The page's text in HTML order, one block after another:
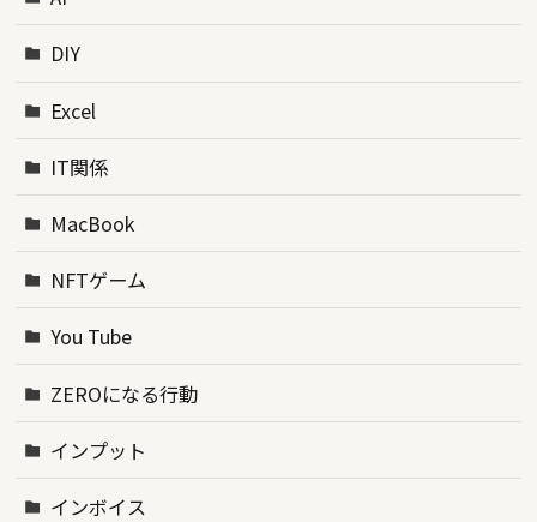
DIY
Excel
IT関係
MacBook
NFTゲーム
You Tube
ZEROになる行動
インプット
インボイス